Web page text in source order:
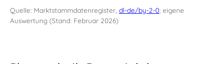
Quelle: Marktstammdatenregister, dl-de/by-2-0; eigene
Auswertung (Stand: Februar 2026)